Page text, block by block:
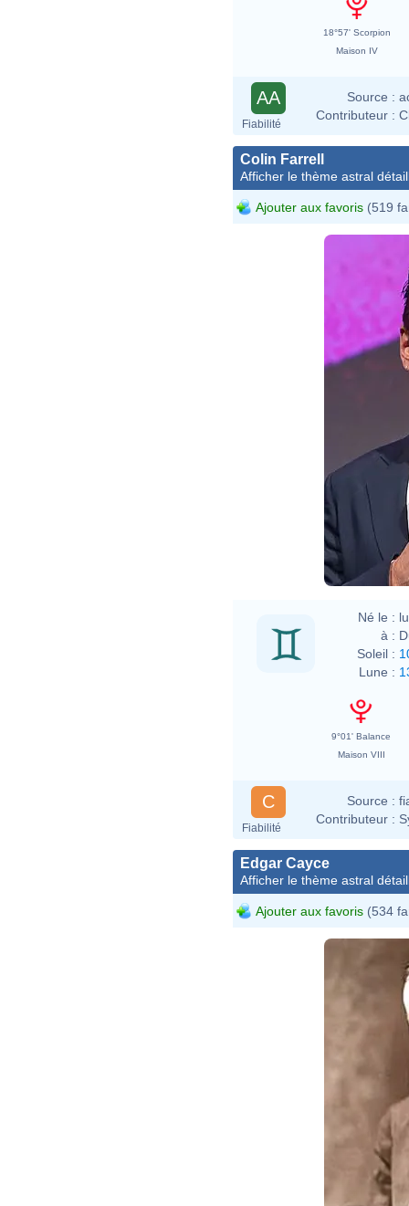
18°57' Scorpion
Maison IV
AA
Fiabilité
Source :
Contributeur :
Colin Farrell
Afficher le thème astral
Ajouter aux favoris (519
Né le :
à :
Soleil :
Lune :
9°01' Balance
Maison VIII
C
Fiabilité
Source :
Contributeur :
Edgar Cayce
Afficher le thème astral
Ajouter aux favoris (534